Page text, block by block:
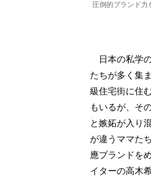
圧倒的ブランド力
日本の私学
たちが多く集
級住宅街に住
もいるが、そ
と嫉妬が入り
が違うママた
應ブランドを
イターの高木